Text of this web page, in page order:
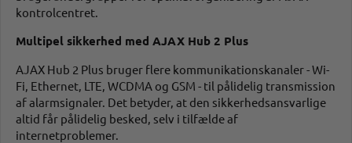
kontrolcentret.
Multipel sikkerhed med AJAX Hub 2 Plus
AJAX Hub 2 Plus bruger flere kommunikationskanaler - Wi-
Fi, Ethernet, LTE, WCDMA og GSM - til pålidelig transmission
af alarmsignaler. Det betyder, at den sikkerhedsansvarlige
altid får pålidelig besked, selv i tilfælde af
internetproblemer.